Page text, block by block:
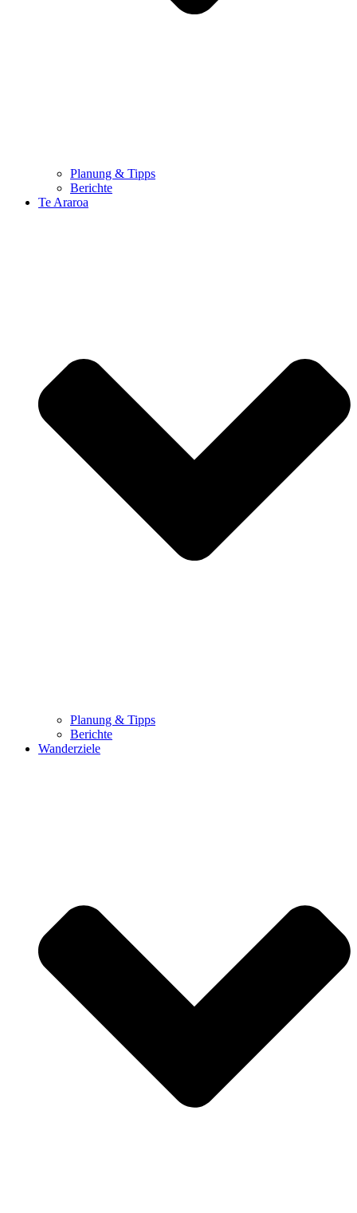
Planung & Tipps
Berichte
Te Araroa
Planung & Tipps
Berichte
Wanderziele